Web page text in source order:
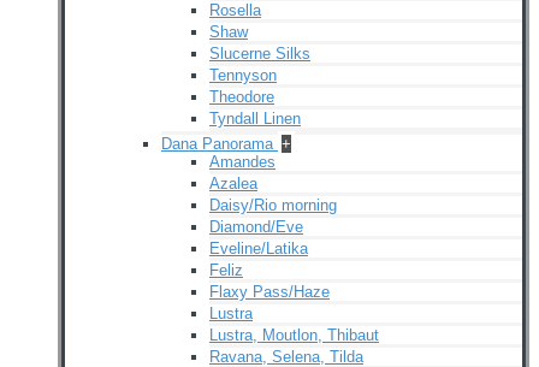
Rosella
Shaw
Slucerne Silks
Tennyson
Theodore
Tyndall Linen
Dana Panorama +
Amandes
Azalea
Daisy/Rio morning
Diamond/Eve
Eveline/Latika
Feliz
Flaxy Pass/Haze
Lustra
Lustra, Moutlon, Thibaut
Ravana, Selena, Tilda